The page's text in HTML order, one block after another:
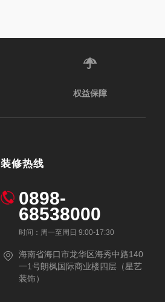
权益保障
装修热线
0898-
68538000
时间：周一至周日 9:00-17:30
海南省海口市龙华区海秀中路140
一1号朗枫国际商业楼四层（星艺
装饰）